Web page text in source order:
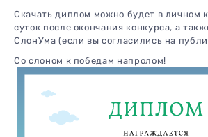
Скачать диплом можно будет в личном
суток после окончания конкурса, а
СлонУма (если вы согласились на
Со слоном к победам напролом!